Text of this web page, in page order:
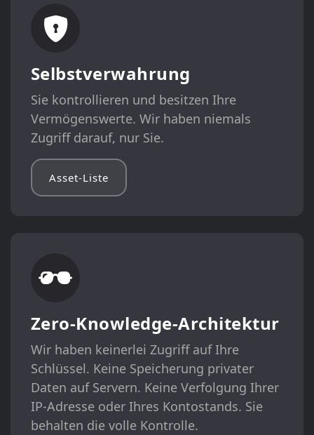
Selbstverwahrung
Sie kontrollieren und besitzen Ihre
Vermögenswerte. Wir haben niemals
Zugriff darauf, nur Sie.
Asset-Liste
Zero-Knowledge-Architektur
Wir haben keinerlei Zugriff auf Ihre
Schlüssel. Keine Speicherung privater
Daten auf Servern. Keine Verfolgung Ihrer
IP-Adresse oder Ihres Kontostands. Sie
behalten die volle Kontrolle.